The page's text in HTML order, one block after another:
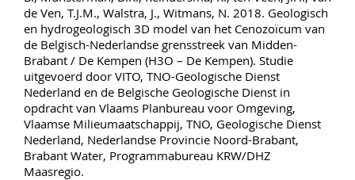
de Ven, T.J.M., Walstra, J., Witmans, N. 2018. Geologisch
en hydrogeologisch 3D model van het Cenozoïcum van
de Belgisch-Nederlandse grensstreek van Midden-
Brabant / De Kempen (H3O – De Kempen). Studie
uitgevoerd door VITO, TNO-Geologische Dienst
Nederland en de Belgische Geologische Dienst in
opdracht van Vlaams Planbureau voor Omgeving,
Vlaamse Milieumaatschappij, TNO, Geologische Dienst
Nederland, Nederlandse Provincie Noord-Brabant,
Brabant Water, Programmabureau KRW/DHZ
Maasregio.